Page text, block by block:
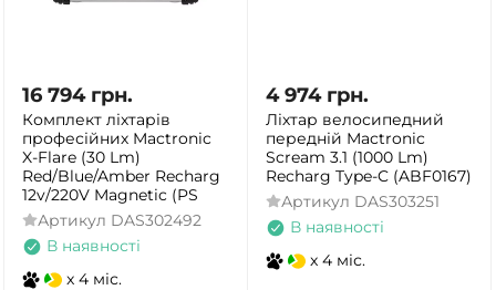
16 794 грн.
Комплект ліхтарів
професійних Mactronic
X-Flare (30 Lm)
Red/Blue/Amber Recharg
12v/220V Magnetic (PS
Артикул DAS302492
В наявності
x 4 міс.
4 974 грн.
Ліхтар велосипедний
передній Mactronic
Scream 3.1 (1000 Lm)
Recharg Type-C (ABF0167)
Артикул DAS303251
В наявності
x 4 міс.